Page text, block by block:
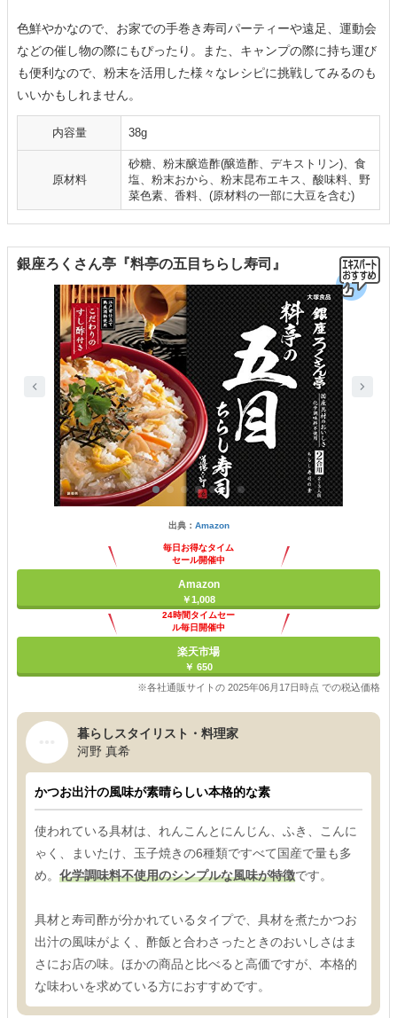
色鮮やかなので、お家での手巻き寿司パーティーや遠足、運動会
などの催し物の際にもぴったり。また、キャンプの際に持ち運び
も便利なので、粉末を活用した様々なレシピに挑戦してみるのも
いいかもしれません。
内容量 38g
原材料
砂糖、粉末醸造酢(醸造酢、デキストリン)、食
塩、粉末おから、粉末昆布エキス、酸味料、野
菜色素、香料、(原材料の一部に大豆を含む)
銀座ろくさん亭『料亭の五目ちらし寿司』
出典： Amazon
毎日お得なタイム
セール開催中
Amazon
￥1,008
24時間タイムセー
ル毎日開催中
楽天市場
￥ 650
※各社通販サイトの 2025年06月17日時点 での税込価格
暮らしスタイリスト・料理家
河野 真希
かつお出汁の風味が素晴らしい本格的な素
使われている具材は、れんこんとにんじん、ふき、こんに
ゃく、まいたけ、玉子焼きの6種類ですべて国産で量も多
め。 化学調味料不使用のシンプルな風味が特徴です。
具材と寿司酢が分かれているタイプで、具材を煮たかつお
出汁の風味がよく、酢飯と合わさったときのおいしさはま
さにお店の味。ほかの商品と比べると高価ですが、本格的
な味わいを求めている方におすすめです。